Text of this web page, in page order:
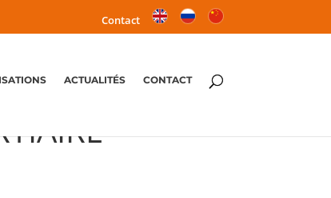
Contact
ACTUALITÉS CONTACT